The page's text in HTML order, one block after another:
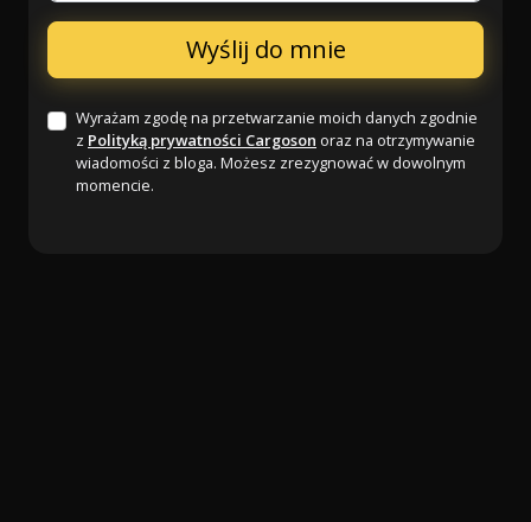
Wyrażam zgodę na przetwarzanie moich danych zgodnie
z Polityką prywatności Cargoson oraz na otrzymywanie
wiadomości z bloga. Możesz zrezygnować w dowolnym
momencie.